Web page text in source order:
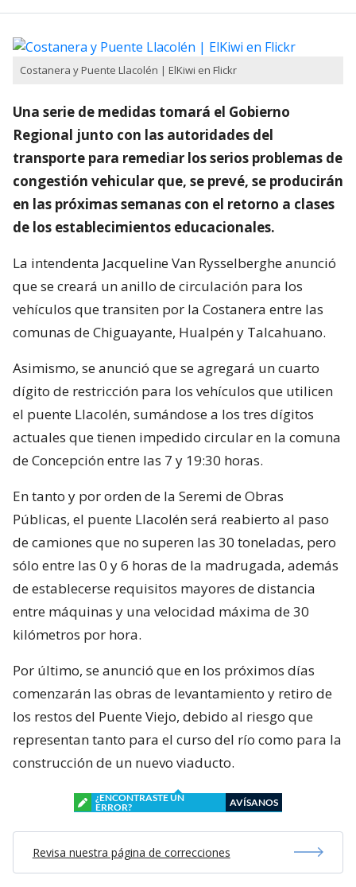
Costanera y Puente Llacolén | ElKiwi en Flickr
Una serie de medidas tomará el Gobierno
Regional junto con las autoridades del
transporte para remediar los serios problemas de
congestión vehicular que, se prevé, se producirán
en las próximas semanas con el retorno a clases
de los establecimientos educacionales.
La intendenta Jacqueline Van Rysselberghe anunció
que se creará un anillo de circulación para los
vehículos que transiten por la Costanera entre las
comunas de Chiguayante, Hualpén y Talcahuano.
Asimismo, se anunció que se agregará un cuarto
dígito de restricción para los vehículos que utilicen
el puente Llacolén, sumándose a los tres dígitos
actuales que tienen impedido circular en la comuna
de Concepción entre las 7 y 19:30 horas.
En tanto y por orden de la Seremi de Obras
Públicas, el puente Llacolén será reabierto al paso
de camiones que no superen las 30 toneladas, pero
sólo entre las 0 y 6 horas de la madrugada, además
de establecerse requisitos mayores de distancia
entre máquinas y una velocidad máxima de 30
kilómetros por hora.
Por último, se anunció que en los próximos días
comenzarán las obras de levantamiento y retiro de
los restos del Puente Viejo, debido al riesgo que
representan tanto para el curso del río como para la
construcción de un nuevo viaducto.
¿ENCONTRASTE UN
ERROR?
AVÍSANOS
Revisa nuestra página de correcciones